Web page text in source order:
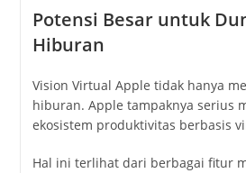
Potensi Besar untuk
Hiburan
Vision Virtual Apple tidak hanya
hiburan. Apple tampaknya serius
ekosistem produktivitas berbasis
Hal ini terlihat dari berbagai fitur